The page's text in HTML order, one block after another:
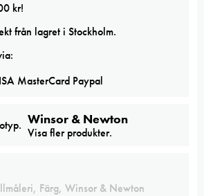
kr!
från lagret i Stockholm.
Winsor & Newton
Visa fler produkter.
, Färg, Winsor & Newton